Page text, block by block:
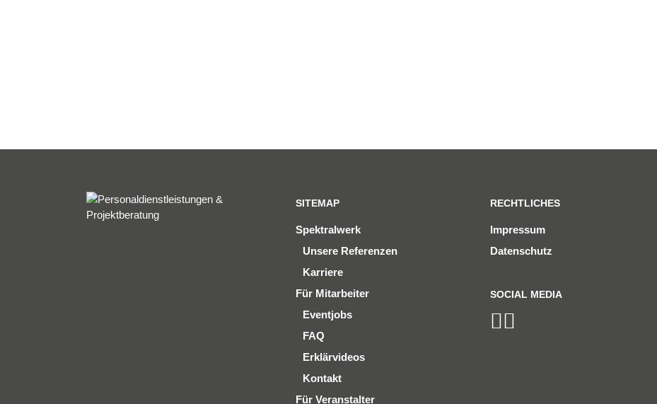
SITEMAP
Spektralwerk
Unsere Referenzen
Karriere
Für Mitarbeiter
Eventjobs
FAQ
Erklärvideos
Kontakt
Für Veranstalter
RECHTLICHES
Impressum
Datenschutz
SOCIAL MEDIA